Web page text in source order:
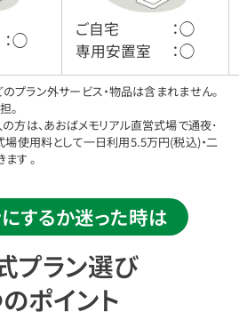
：◯
ご自宅
：◯
専用安置室
：◯
ラン外サービス・物品は含まれません。
。
方は、あおばメモリアル直営式場で通夜･
場使用料として一日利用5.5万円(税込)・二
す 。
するか迷った時は
プラン選び
ポイント